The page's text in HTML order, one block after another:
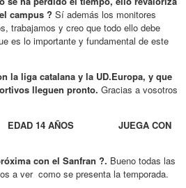
campus ? Sí además los monitores
trabajamos y creo que todo ello debe
es lo importante y fundamental de este
la liga catalana y la UD.Europa, y que
lleguen pronto. Gracias a vosotros
14 AÑOS JUEGA CON
con el Sanfran ?. Bueno todas las
a ver como se presenta la temporada.